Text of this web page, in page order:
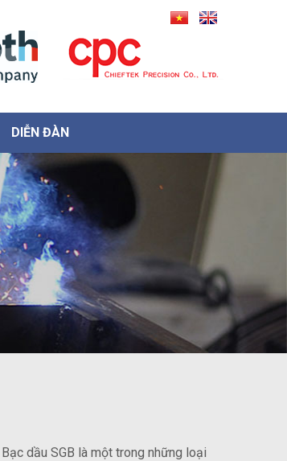
DIỄN ĐÀN
Bạc dầu SGB là một trong những loại